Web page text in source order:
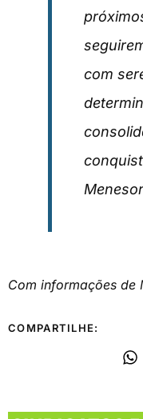
com
Com informações de
COMPARTILHE: